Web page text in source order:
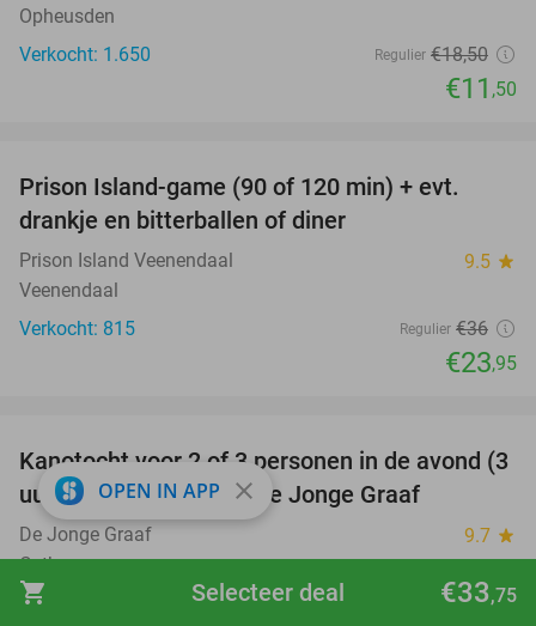
shopping_cart €33,75
Selecteer deal
Opheusden
Verkocht: 1.650
Regulier €18,50
€11 ,50
Prison Island-game (90 of 120 min) + evt.
drankje en bitterballen of diner
Prison Island Veenendaal 9.5 star
Veenendaal
Verkocht: 815
Regulier €36
€23,95
56%
Kanotocht voor 2 of 3 personen in de avond (3
uur) + pannenkoek bij De Jonge Graaf
De Jonge Graaf 9.7 star
Cothen
Verkocht: 170
Regulier €54
OPEN IN APP close